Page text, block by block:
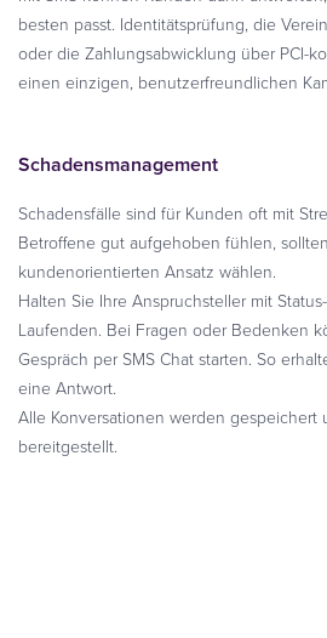
besten passt. Identitätsprüfung, die
oder die Zahlungsabwicklung über PCI-
einen einzigen, benutzerfreundlichen
Schadensmanagement
Schadensfälle sind für Kunden oft mit
Betroffene gut aufgehoben fühlen,
kundenorientierten Ansatz wählen.
Halten Sie Ihre Anspruchsteller mit
Laufenden. Bei Fragen oder Bedenken
Gespräch per SMS Chat starten. So
eine Antwort.
Alle Konversationen werden gespeichert
bereitgestellt.